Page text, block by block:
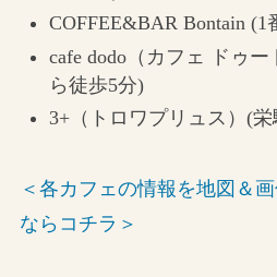
COFFEE&BAR Bontain
cafe dodo（カフェ ドゥ
ら徒歩5分)
3+（トロワプリュス）(
＜各カフェの情報を地図＆
ならコチラ＞